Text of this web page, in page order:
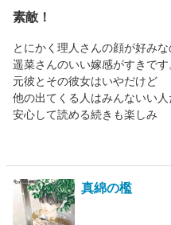
素敵！
とにかく理人さんの顔が好みな
遥菜さんのいい嫁感がすきです
元彼とその彼女はいやだけど
他の出てくる人はみんないい人
安心して読める続きも楽しみ
真綿の檻